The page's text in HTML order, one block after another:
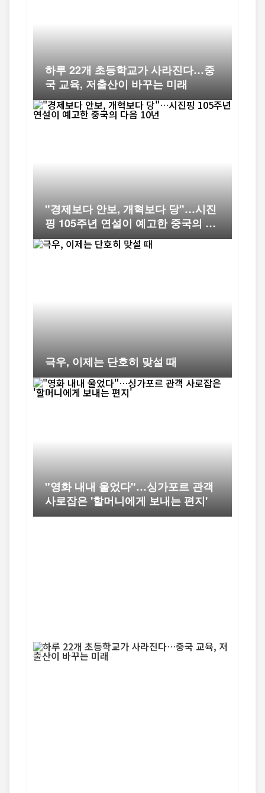
하루 22개 초등학교가 사라진다…중
국 교육, 저출산이 바꾸는 미래
"경제보다 안보, 개혁보다 당"…시진
핑 105주년 연설이 예고한 중국의 다
음 10년
극우, 이제는 단호히 맞설 때
"영화 내내 울었다"…싱가포르 관객
사로잡은 '할머니에게 보내는 편지'